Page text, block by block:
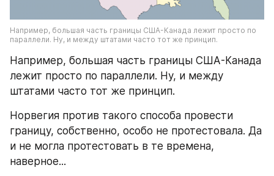
Например, большая часть границы США-Канада лежит просто по
параллели. Ну, и между штатами часто тот же принцип.
Например, большая часть границы США-Канада
лежит просто по параллели. Ну, и между
штатами часто тот же принцип.
Норвегия против такого способа провести
границу, собственно, особо не протестовала. Да
и не могла протестовать в те времена,
наверное...